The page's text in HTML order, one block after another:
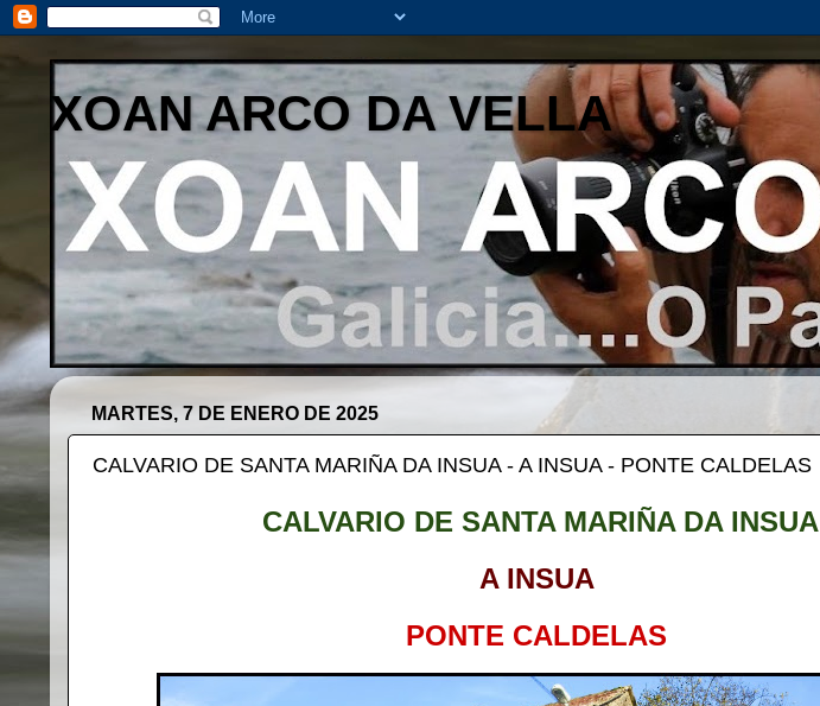
XOAN ARCO DA VELLA
MARTES, 7 DE ENERO DE 2025
CALVARIO DE SANTA MARIÑA DA INSUA - A INSUA - PONTE CALDELAS
CALVARIO DE SANTA MARIÑA DA INSUA
A INSUA
PONTE CALDELAS